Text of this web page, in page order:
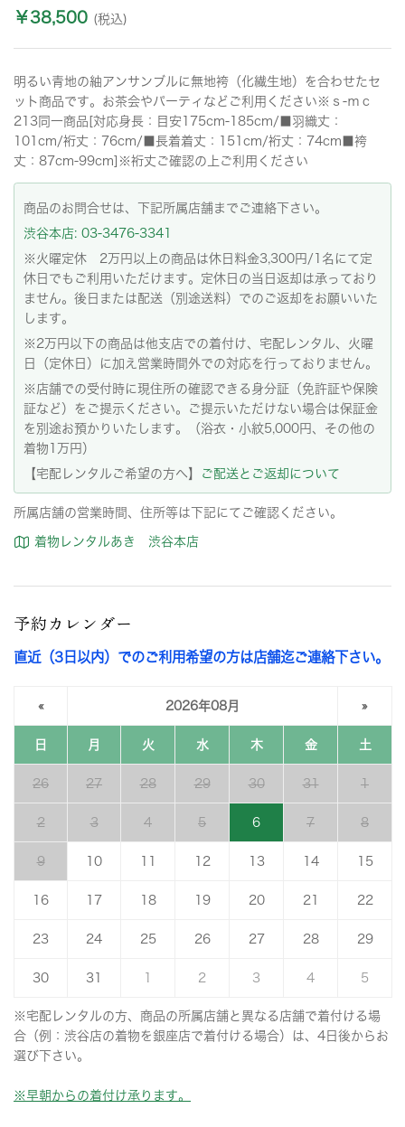
￥38,500 (税込)
明るい青地の紬アンサンブルに無地袴（化繊生地）を合わせたセ
ット商品です。お茶会やパーティなどご利用ください※ｓ-ｍｃ
213同一商品[対応身長：目安175cm-185cm/■羽織丈：
101cm/裄丈：76cm/■長着着丈：151cm/裄丈：74cm■袴
丈：87cm-99cm]※裄丈ご確認の上ご利用ください
商品のお問合せは、下記所属店舗までご連絡下さい。
渋谷本店: 03-3476-3341
※火曜定休 2万円以上の商品は休日料金3,300円/1名にて定
休日でもご利用いただけます。定休日の当日返却は承っており
ません。後日または配送（別途送料）でのご返却をお願いいた
します。
※2万円以下の商品は他支店での着付け、宅配レンタル、火曜
日（定休日）に加え営業時間外での対応を行っておりません。
※店舗での受付時に現住所の確認できる身分証（免許証や保険
証など）をご提示ください。ご提示いただけない場合は保証金
を別途お預かりいたします。（浴衣・小紋5,000円、その他の
着物1万円）
【宅配レンタルご希望の方へ】
ご配送とご返却について
所属店舗の営業時間、住所等は下記にてご確認ください。
着物レンタルあき 渋谷本店
予約カレンダー
直近（3日以内）でのご利用希望の方は店舗迄ご連絡下さい。
« 2026年08月 »
日 月 火 水 木 金 土
26 27 28 29 30 31 1
2 3 4 5 6 7 8
9 10 12 13 14 15
16 17 18 19 20 21 22
23 24 25 26 27 28 29
30 31 2 3 4 5
※宅配レンタルの方、商品の所属店舗と異なる店舗で着付ける場
合（例：渋谷店の着物を銀座店で着付ける場合）は、4日後からお
選び下さい。
※早朝からの着付け承ります。